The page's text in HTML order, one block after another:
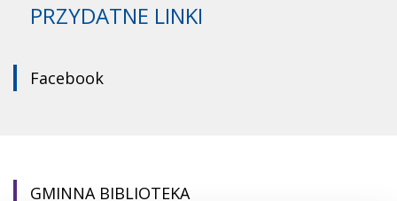
PRZYDATNE LINKI
Facebook
GMINNA BIBLIOTEKA